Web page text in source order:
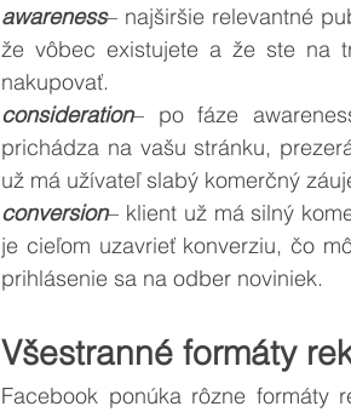
awareness– najširšie relevantné
že vôbec existujete a že ste na
nakupovať.
consideration– po fáze
prichádza na vašu stránku,
už má užívateľ slabý komerčný
conversion– klient už má silný
je cieľom uzavrieť konverziu, čo
prihlásenie sa na odber noviniek.
Všestranné formáty
Facebook ponúka rôzne formáty